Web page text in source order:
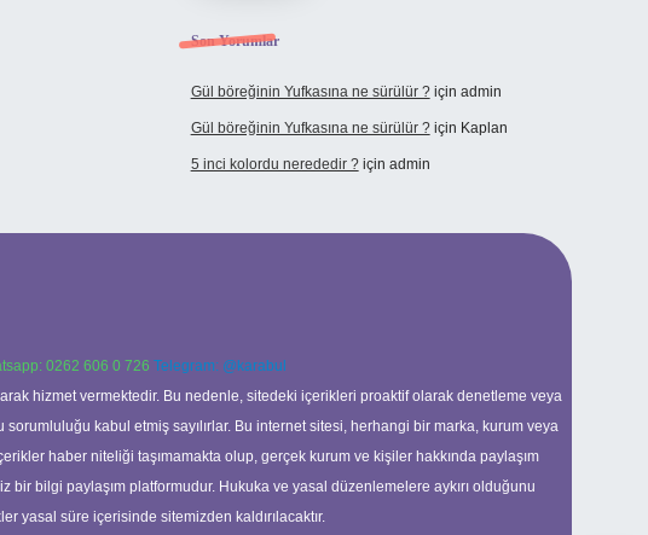
Son Yorumlar
Gül böreğinin Yufkasına ne sürülür ?için admin
Gül böreğinin Yufkasına ne sürülür ?için Kaplan
5 inci kolordu nerededir ?için admin
0262 606 0 726 Telegram: @karabul
hizmet vermektedir. Bu nedenle, sitedeki içerikleri proaktif olarak denetleme veya
kabul etmiş sayılırlar. Bu internet sitesi, herhangi bir marka, kurum veya
haber niteliği taşımamakta olup, gerçek kurum ve kişiler hakkında paylaşım
bilgi paylaşım platformudur. Hukuka ve yasal düzenlemelere aykırı olduğunu
yasal süre içerisinde sitemizden kaldırılacaktır.